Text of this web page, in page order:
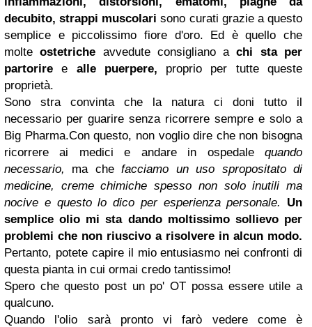
decubito, strappi muscolari sono curati grazie a questo
semplice e piccolissimo fiore d'oro. Ed è quello che
molteostetriche avvedute consigliano achi sta per
partorire e alle puerpere, proprio per tutte queste
proprietà.
Sono stra convinta che la natura ci doni tutto il
necessario per guarire senza ricorrere sempre e solo a
Big Pharma.Con questo, non voglio dire che non bisogna
ricorrere ai medici e andare in ospedale quando
necessario,
ma chefacciamo un uso spropositato di
medicine, creme chimiche spesso non solo inutili ma
nocive e questo lo dico per esperienza personale. Un
semplice olio mi sta dando moltissimo sollievo per
problemi che non riuscivo a risolvere in alcun modo.
Pertanto, potete capire il mio entusiasmo nei confronti di
questa pianta in cui ormai credo tantissimo!
Spero che questo post un po' OT possa essere utile a
qualcuno.
Quando l'olio sarà pronto vi farò vedere come è